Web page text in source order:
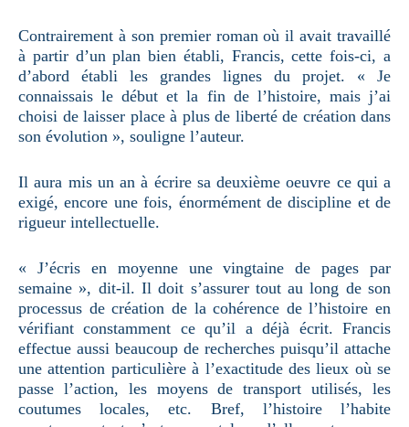
Contrairement à son premier roman où il avait travaillé
à partir d’un plan bien établi, Francis, cette fois-ci, a
d’abord établi les grandes lignes du projet. « Je
connaissais le début et la fin de l’histoire, mais j’ai
choisi de laisser place à plus de liberté de création dans
son évolution », souligne l’auteur.
Il aura mis un an à écrire sa deuxième oeuvre ce qui a
exigé, encore une fois, énormément de discipline et de
rigueur intellectuelle.
« J’écris en moyenne une vingtaine de pages par
semaine », dit-il. Il doit s’assurer tout au long de son
processus de création de la cohérence de l’histoire en
vérifiant constamment ce qu’il a déjà écrit. Francis
effectue aussi beaucoup de recherches puisqu’il attache
une attention particulière à l’exactitude des lieux où se
passe l’action, les moyens de transport utilisés, les
coutumes locales, etc. Bref, l’histoire l’habite